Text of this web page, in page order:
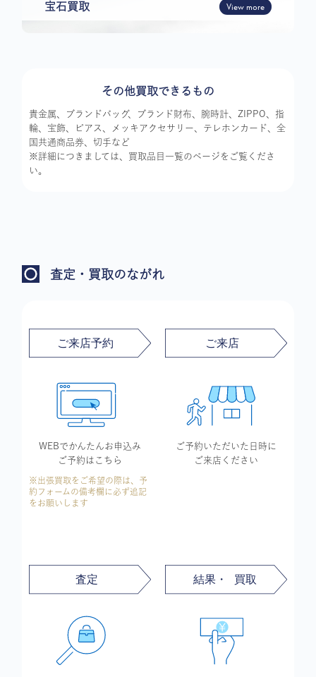
宝石買取 View more
その他買取できるもの
貴金属、ブランドバッグ、ブランド財布、腕時計、ZIPPO、指
輪、宝飾、ピアス、メッキアクセサリー、テレホンカード、全
国共通商品券、切手など
※詳細につきましては、買取品目一覧のページをご覧くださ
い。
査定・買取のながれ
WEBでかんたんお申込み
ご予約はこちら
※出張買取をご希望の際は、予
約フォームの備考欄に必ず追記
をお願いします
ご予約いただいた 日時に
ご来店ください